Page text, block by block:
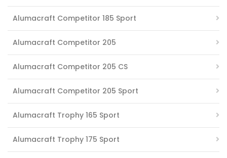
Alumacraft Competitor 185 Sport
Alumacraft Competitor 205
Alumacraft Competitor 205 CS
Alumacraft Competitor 205 Sport
Alumacraft Trophy 165 Sport
Alumacraft Trophy 175 Sport